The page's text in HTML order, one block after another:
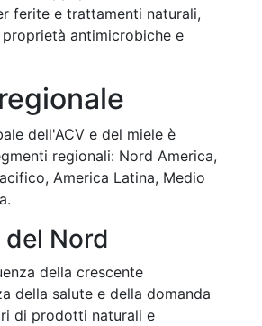
ferite e trattamenti naturali,
antimicrobiche e
dell'ACV e del miele è
regionali: Nord America,
America Latina, Medio
Nord
della crescente
della salute e della domanda
di prodotti naturali e